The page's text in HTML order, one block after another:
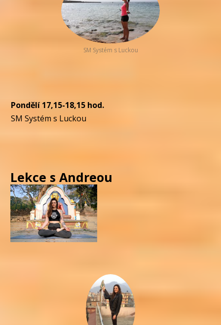
SM Systém s Luckou
Pondělí 17,15-18,15 hod.
SM Systém s Luckou
Lekce s Andreou